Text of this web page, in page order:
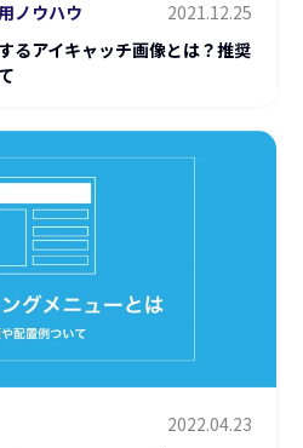
ノウハウ
2021.12.25
るアイキャッチ画像とは？推奨
2022.04.23